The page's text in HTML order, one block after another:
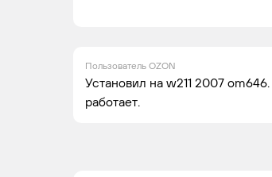
Пользователь OZON
Установил на w211 2007
работает.